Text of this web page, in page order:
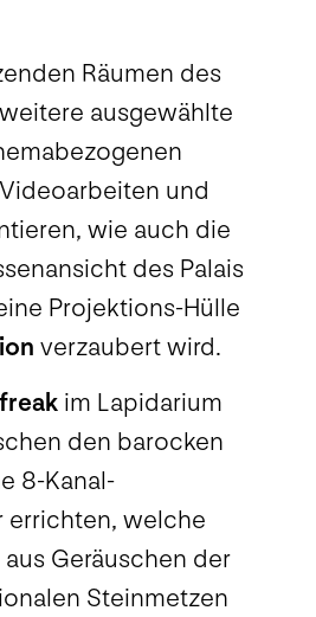
Räumen des
ausgewählte
und
wie auch die
des Palais
Projektions-Hülle
verzaubert wird.
im Lapidarium
den barocken
8-Kanal-
errichten, welche
Geräuschen der
Steinmetzen